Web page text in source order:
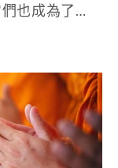
也成為了…